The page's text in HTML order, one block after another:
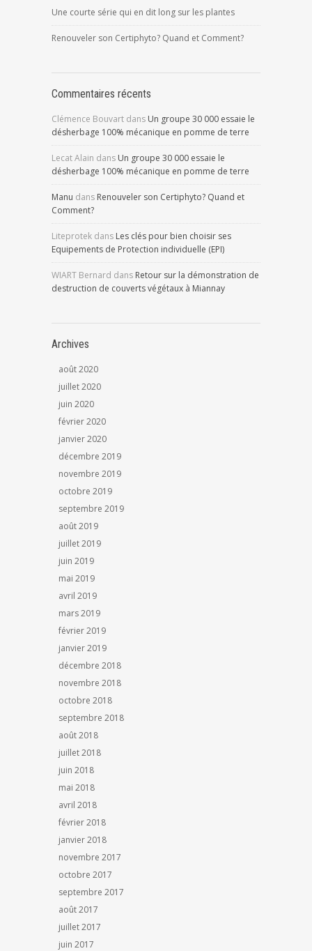
Une courte série qui en dit long sur les plantes
Renouveler son Certiphyto? Quand et Comment?
Commentaires récents
Clémence Bouvart dans Un groupe 30 000 essaie le
désherbage 100% mécanique en pomme de terre
Lecat Alain dans Un groupe 30 000 essaie le
désherbage 100% mécanique en pomme de terre
Manu dans Renouveler son Certiphyto? Quand et
Comment?
Liteprotek dans Les clés pour bien choisir ses
Equipements de Protection individuelle (EPI)
WIART Bernard dans Retour sur la démonstration de
destruction de couverts végétaux à Miannay
Archives
août 2020
juillet 2020
juin 2020
février 2020
janvier 2020
décembre 2019
novembre 2019
octobre 2019
septembre 2019
août 2019
juillet 2019
juin 2019
mai 2019
avril 2019
mars 2019
février 2019
janvier 2019
décembre 2018
novembre 2018
octobre 2018
septembre 2018
août 2018
juillet 2018
juin 2018
mai 2018
avril 2018
février 2018
janvier 2018
novembre 2017
octobre 2017
septembre 2017
août 2017
juillet 2017
juin 2017